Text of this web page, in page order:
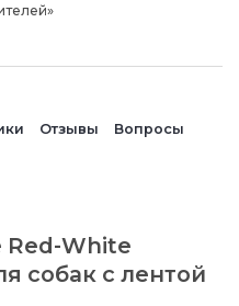
Отзывы Вопросы
Red-White
собак с лентой